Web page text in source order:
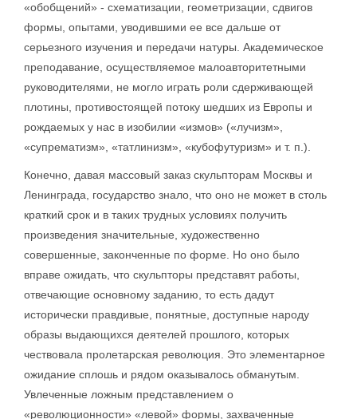
«обобщений» - схематизации, геометризации, сдвигов
формы, опытами, уводившими ее все дальше от
серьезного изучения и передачи натуры. Академическое
преподавание, осуществляемое малоавторитетными
руководителями, не могло играть роли сдерживающей
плотины, противостоящей потоку шедших из Европы и
рождаемых у нас в изобилии «измов» («лучизм»,
«супрематизм», «татлинизм», «кубофутуризм» и т. п.).
Конечно, давая массовый заказ скульпторам Москвы и
Ленинграда, государство знало, что оно не может в столь
краткий срок и в таких трудных условиях получить
произведения значительные, художественно
совершенные, законченные по форме. Но оно было
вправе ожидать, что скульпторы представят работы,
отвечающие основному заданию, то есть дадут
исторически правдивые, понятные, доступные народу
образы выдающихся деятелей прошлого, которых
чествовала пролетарская революция. Это элементарное
ожидание сплошь и рядом оказывалось обманутым.
Увлеченные ложным представлением о
«революционности» «левой» формы, захваченные